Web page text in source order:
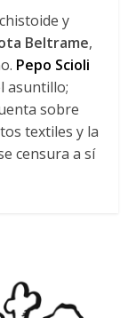
y
Beltrame,
Pepo Scioli
asuntillo;
sobre
textiles y la
censura a sí